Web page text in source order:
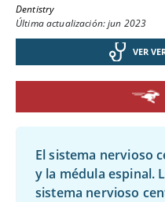
Dentistry
Última actualización: jun 2023
VER
El sistema nervioso
y la médula espinal.
sistema nervioso